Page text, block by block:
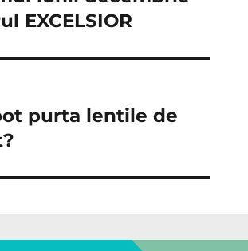
EXCELSIOR
purta lentile de